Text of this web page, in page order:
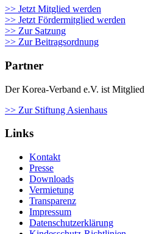
>> Jetzt Mitglied werden
>> Jetzt Fördermitglied werden
>> Zur Satzung
>> Zur Beitragsordnung
Partner
Der Korea-Verband e.V. ist
>> Zur Stiftung Asienhaus
Links
Kontakt
Presse
Downloads
Vermietung
Transparenz
Impressum
Datenschutzerklärung